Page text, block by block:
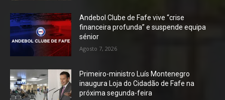
Andebol Clube de Fafe vive “crise
financeira profunda” e suspende equipa
sénior
Agosto 7, 2026
Primeiro-ministro Luís Montenegro
inaugura Loja do Cidadão de Fafe na
próxima segunda-feira